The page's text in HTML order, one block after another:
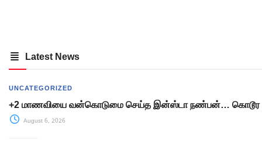
Latest News
UNCATEGORIZED
+2 மாணவியை வன்கொடுமை செய்த இன்ஸ்டா நண்பன்… கொடூர
August 6, 2026